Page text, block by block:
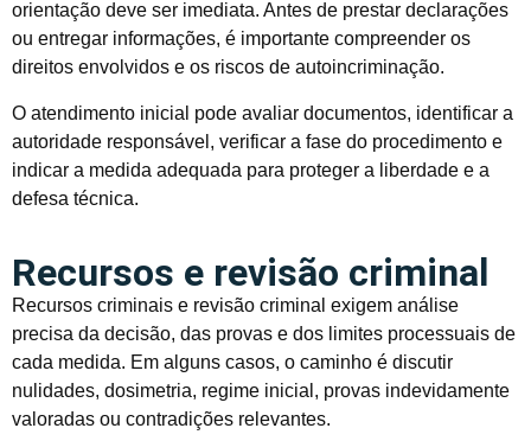
orientação deve ser imediata. Antes de prestar declarações
ou entregar informações, é importante compreender os
direitos envolvidos e os riscos de autoincriminação.
O atendimento inicial pode avaliar documentos, identificar a
autoridade responsável, verificar a fase do procedimento e
indicar a medida adequada para proteger a liberdade e a
defesa técnica.
Recursos e revisão criminal
Recursos criminais e revisão criminal exigem análise
precisa da decisão, das provas e dos limites processuais de
cada medida. Em alguns casos, o caminho é discutir
nulidades, dosimetria, regime inicial, provas indevidamente
valoradas ou contradições relevantes.